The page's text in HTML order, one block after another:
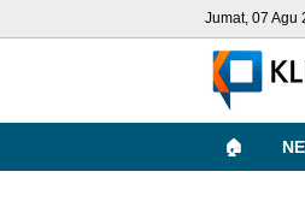
Jumat, 07 Agu
🏠